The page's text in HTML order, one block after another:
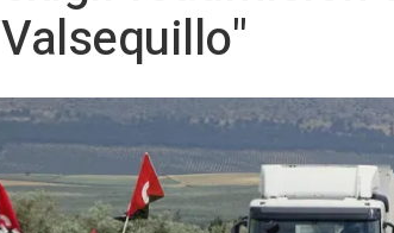
Valsequillo"